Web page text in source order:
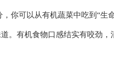
你可以从有机蔬菜中吃到“生
。有机食物口感结实有咬劲，